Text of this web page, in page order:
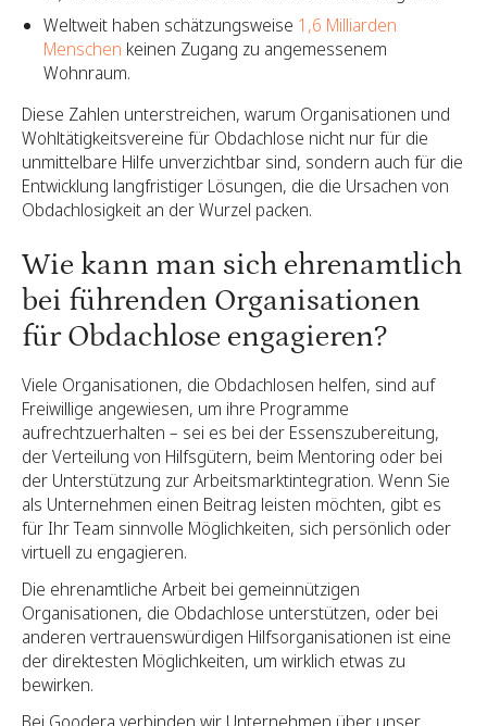
Weltweit haben schätzungsweise 1,6 Milliarden
Menschen keinen Zugang zu angemessenem
Wohnraum.
Diese Zahlen unterstreichen, warum Organisationen und
Wohltätigkeitsvereine für Obdachlose nicht nur für die
unmittelbare Hilfe unverzichtbar sind, sondern auch für die
Entwicklung langfristiger Lösungen, die die Ursachen von
Obdachlosigkeit an der Wurzel packen.
Wie kann man sich ehrenamtlich
bei führenden Organisationen
für Obdachlose engagieren?
Viele Organisationen, die Obdachlosen helfen, sind auf
Freiwillige angewiesen, um ihre Programme
aufrechtzuerhalten – sei es bei der Essenszubereitung,
der Verteilung von Hilfsgütern, beim Mentoring oder bei
der Unterstützung zur Arbeitsmarktintegration. Wenn Sie
als Unternehmen einen Beitrag leisten möchten, gibt es
für Ihr Team sinnvolle Möglichkeiten, sich persönlich oder
virtuell zu engagieren.
Die ehrenamtliche Arbeit bei gemeinnützigen
Organisationen, die Obdachlose unterstützen, oder bei
anderen vertrauenswürdigen Hilfsorganisationen ist eine
der direktesten Möglichkeiten, um wirklich etwas zu
bewirken.